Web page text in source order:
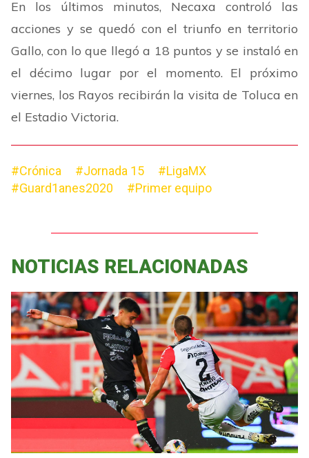
En los últimos minutos, Necaxa controló las
acciones y se quedó con el triunfo en territorio
Gallo, con lo que llegó a 18 puntos y se instaló en
el décimo lugar por el momento. El próximo
viernes, los Rayos recibirán la visita de Toluca en
el Estadio Victoria.
#Crónica #Jornada 15
#LigaMX
#Guard1anes2020
#Primer equipo
NOTICIAS RELACIONADAS